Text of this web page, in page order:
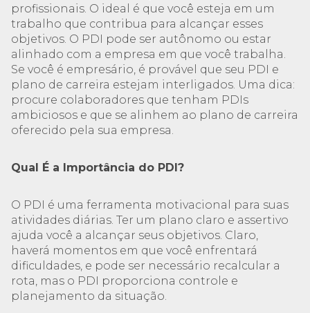
profissionais. O ideal é que você esteja em um
trabalho que contribua para alcançar esses
objetivos. O PDI pode ser autônomo ou estar
alinhado com a empresa em que você trabalha.
Se você é empresário, é provável que seu PDI e
plano de carreira estejam interligados. Uma dica:
procure colaboradores que tenham PDIs
ambiciosos e que se alinhem ao plano de carreira
oferecido pela sua empresa.
Qual É a Importância do PDI?
O PDI é uma ferramenta motivacional para suas
atividades diárias. Ter um plano claro e assertivo
ajuda você a alcançar seus objetivos. Claro,
haverá momentos em que você enfrentará
dificuldades, e pode ser necessário recalcular a
rota, mas o PDI proporciona controle e
planejamento da situação.